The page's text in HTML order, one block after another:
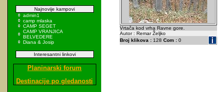
Najnovije kampovi
admin1
camp mlaska
CAMP SEGET
CAMP VRANJICA
BELVEDERE
Diana & Josip
Interesantni linkovi
Planinarski forum
Destinacije po gledanosti
Vrtača kod vrha Ravne gore.
Autor : Remar Željko
Broj klikova :128 Com :0